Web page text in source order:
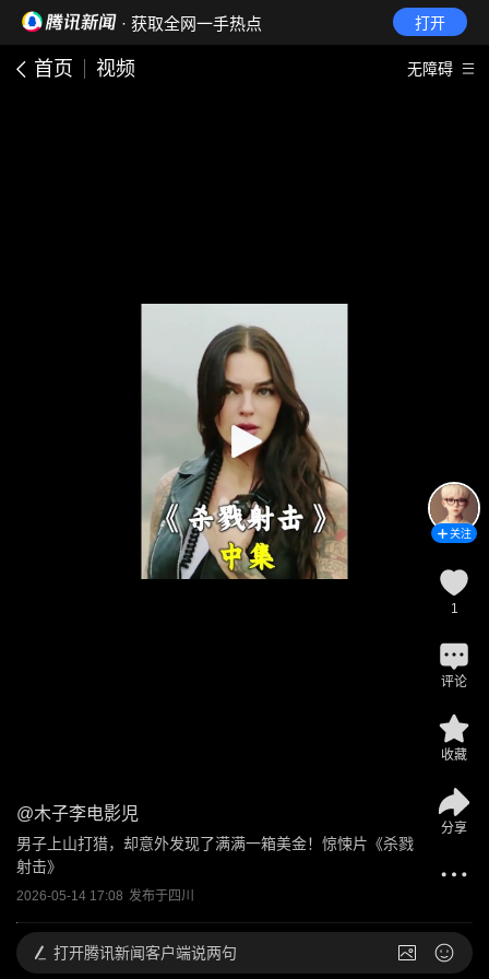
· 获取全网一手热点 打开
首页 视频 无障碍
@木子李电影児
男子上山打猎，却意外发现了满满一箱美金！惊悚片《杀戮
射击》
2026-05-14 17:08 发布于四川
关注
1
评论
收藏
分享
打开腾讯新闻客户端说两句